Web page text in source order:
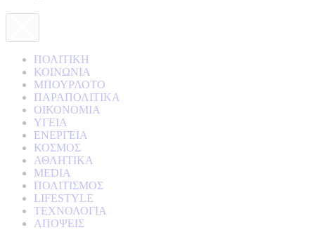
ΠΟΛΙΤΙΚΗ
ΚΟΙΝΩΝΙΑ
ΜΠΟΥΡΛΟΤΟ
ΠΑΡΑΠΟΛΙΤΙΚΑ
ΟΙΚΟΝΟΜΙΑ
ΥΓΕΙΑ
ΕΝΕΡΓΕΙΑ
ΚΟΣΜΟΣ
ΑΘΛΗΤΙΚΑ
MEDIA
ΠΟΛΙΤΙΣΜΟΣ
LIFESTYLE
ΤΕΧΝΟΛΟΓΙΑ
ΑΠΟΨΕΙΣ